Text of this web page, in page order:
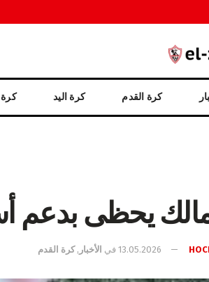
كرة القدم كرة اليد
يحظى بدعم
13.05.2026 في الأخبار ,كرة القدم